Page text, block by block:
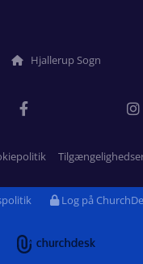
Hjallerup Sogn
Log på